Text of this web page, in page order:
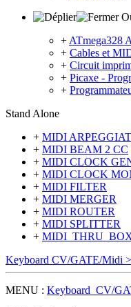
+ ATmega328
+ Cables et
+ Circuit
+ Picaxe -
+
Stand Alone
+ MIDI
+ MIDI BEAM 2 CC
+ MIDI CLOCK
+ MIDI CLOCK
+ MIDI FILTER
+ MIDI MERGER
+ MIDI ROUTER
+ MIDI SPLITTER
+
Keyboard CV/GATE/Midi
MENU : Keyboard_CV/